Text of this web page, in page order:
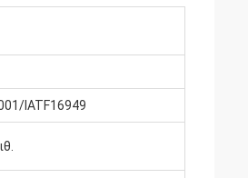
IATF16949